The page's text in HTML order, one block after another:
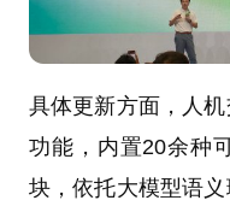
具体更新方面，人
功能，内置20余种
块，依托大模型语